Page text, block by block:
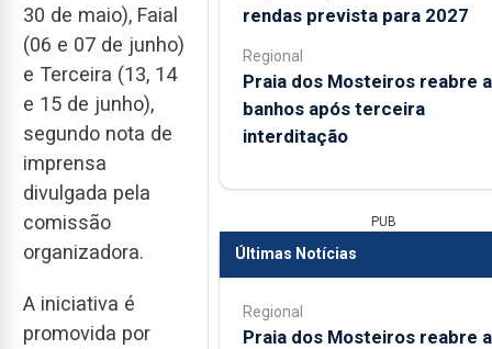
30 de maio), Faial
(06 e 07 de junho)
e Terceira (13, 14
e 15 de junho),
segundo nota de
imprensa
divulgada pela
comissão
organizadora.
A iniciativa é
promovida por
rendas prevista para 2027
Regional
Praia dos Mosteiros reabre a
banhos após terceira
interditação
PUB
Últimas Notícias
Regional
Praia dos Mosteiros reabre a